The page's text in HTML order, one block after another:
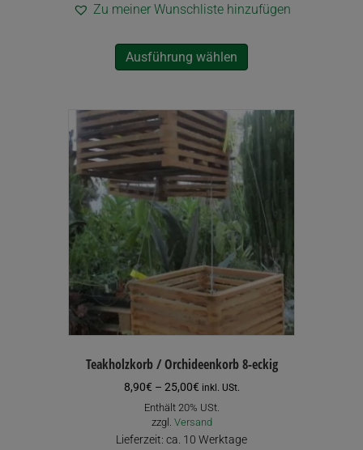
Zu meiner Wunschliste hinzufügen
Ausführung wählen
Varianten
auf.
Die
Optionen
können
auf
der
Produktseite
gewählt
werden
Teakholzkorb / Orchideenkorb 8-eckig
8,90€ – 25,00€Preisspanne:
8,90€
bis
25,00€
inkl. USt.
Enthält 20% USt.
zzgl. Versand
Lieferzeit: ca. 10 Werktage